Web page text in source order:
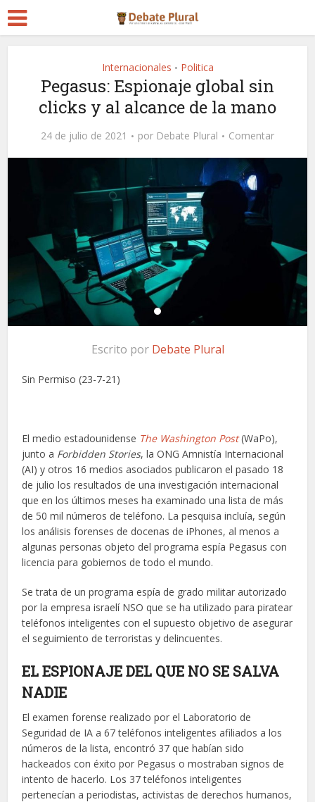
Internacionales • Politica
Pegasus: Espionaje global sin
clicks y al alcance de la mano
24 de julio de 2021 por Debate Plural Comentar
Escrito por Debate Plural
Sin Permiso (23-7-21)
El medio estadounidense The Washington Post(WaPo),
junto a Forbidden Stories, la ONG Amnistía Internacional
(AI) y otros 16 medios asociados publicaron el pasado 18
de julio los resultados de una investigación internacional
que en los últimos meses ha examinado una lista de más
de 50 mil números de teléfono. La pesquisa incluía, según
los análisis forenses de docenas de iPhones, al menos a
algunas personas objeto del programa espía Pegasus con
licencia para gobiernos de todo el mundo.
Se trata de un programa espía de grado militar autorizado
por la empresa israelí NSO que se ha utilizado para piratear
teléfonos inteligentes con el supuesto objetivo de asegurar
el seguimiento de terroristas y delincuentes.
EL ESPIONAJE DEL QUE NO SE SALVA
NADIE
El examen forense realizado por el Laboratorio de
Seguridad de IA a 67 teléfonos inteligentes afiliados a los
números de la lista, encontró 37 que habían sido
hackeados con éxito por Pegasus o mostraban signos de
intento de hacerlo. Los 37 teléfonos inteligentes
pertenecían a periodistas, activistas de derechos humanos,